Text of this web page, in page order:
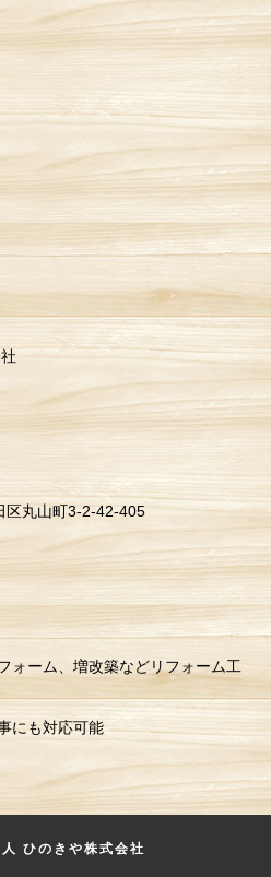
区丸山町3-2-42-405
ォーム、増改築などリフォーム工
にも対応可能
ひのきや株式会社